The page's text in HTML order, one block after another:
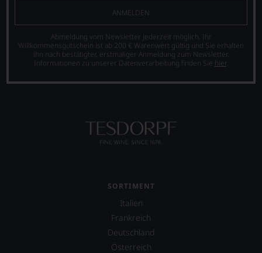
ANMELDEN
Abmeldung vom Newsletter jederzeit möglich. Ihr
Willkommensgutschein ist ab 200 € Warenwert gültig und Sie erhalten
ihn nach bestätigter, erstmaliger Anmeldung zum Newsletter.
Informationen zu unserer Datenverarbeitung finden Sie hier.
SORTIMENT
Italien
Frankreich
Deutschland
Österreich